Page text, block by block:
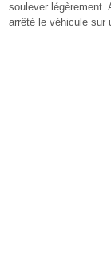
soulever légèrement.
arrêté le véhicule sur